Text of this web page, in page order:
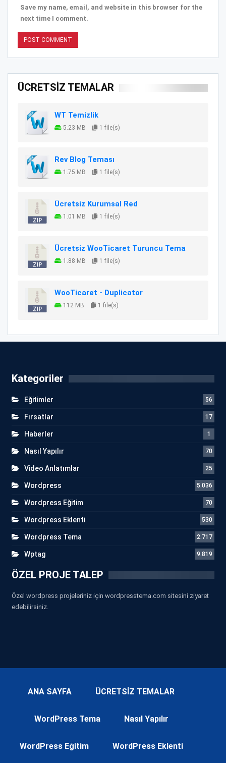
Save my name, email, and website in this browser for the
next time I comment.
ÜCRETSİZ TEMALAR
WT Temizlik
5.23 MB 1 file(s)
Rev Blog Teması
1.75 MB 1 file(s)
Ücretsiz Kurumsal Red
1.01 MB 1 file(s)
Ücretsiz WooTicaret Turuncu Tema
1.88 MB 1 file(s)
WooTicaret - Duplicator
112 MB 1 file(s)
Kategoriler
Eğitimler 56
Fırsatlar 17
Haberler 1
Nasıl Yapılır 70
Video Anlatımlar 25
Wordpress 5.036
Wordpress Eğitim 70
Wordpress Eklenti 530
Wordpress Tema 2.717
Wptag 9.819
ÖZEL PROJE TALEP
Özel wordpress projeleriniz için wordpresstema.com sitesini ziyaret
edebilirsiniz.
ANA SAYFA ÜCRETSİZ TEMALAR
WordPress Tema Nasıl Yapılır
WordPress Eğitim WordPress Eklenti